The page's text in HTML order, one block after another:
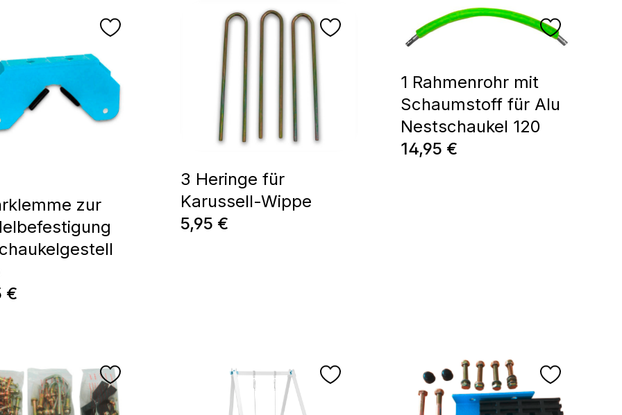
zur
Preis:
€
3 Heringe für
Karussell-Wippe
Regulärer Preis:
5,95 €
1 Rahmenrohr mit
Schaumstoff für Alu
Nestschaukel 120
Regulärer Preis:
14,95 €